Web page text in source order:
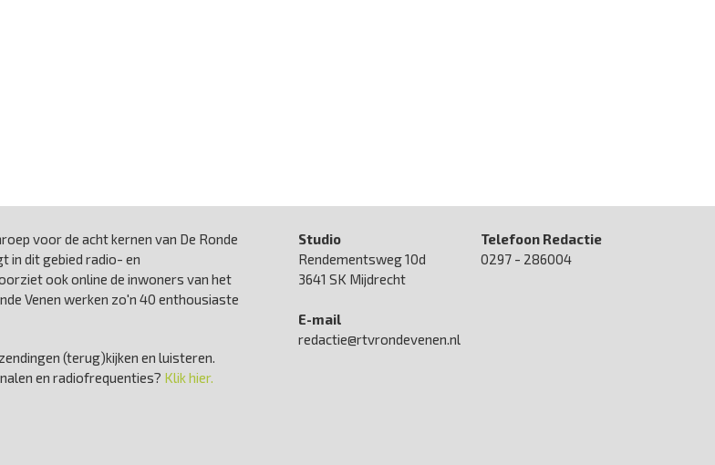
voor de acht kernen van De Ronde
in dit gebied radio- en
ook online de inwoners van het
Venen werken zo'n 40 enthousiaste
(terug)kijken en luisteren.
en radiofrequenties? Klik hier.
Studio
Rendementsweg 10d
3641 SK Mijdrecht
E-mail
redactie@rtvrondevenen.nl
Telefoon Redactie
0297 - 286004